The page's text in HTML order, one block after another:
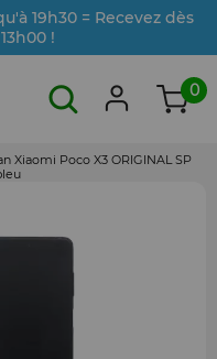
19h30 = Recevez dès
!
0
Xiaomi Poco X3 ORIGINAL SP